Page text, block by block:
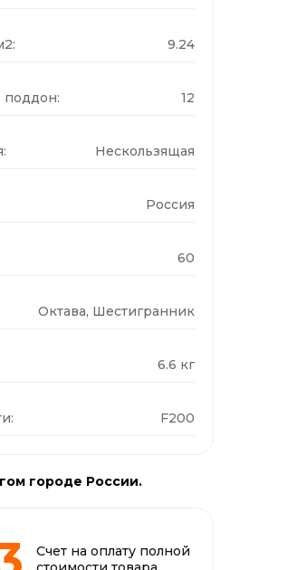
9.24
поддон: 12
Нескользящая
Россия
60
Октава, Шестигранник
6.6 кг
F200
городе России.
Счет на оплату полной